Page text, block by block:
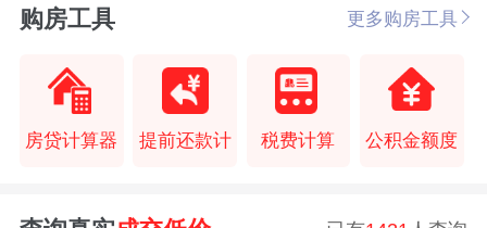
购房工具 更多购房工具
房贷计算器 提前还款计 税费计算 公积金额度